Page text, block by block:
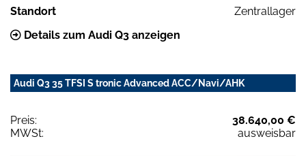
Standort
Zentrallager
Details zum Audi Q3 anzeigen
Audi Q3 35 TFSI S tronic Advanced ACC/Navi/AHK
Preis:
38.640,00 €
MWSt:
ausweisbar